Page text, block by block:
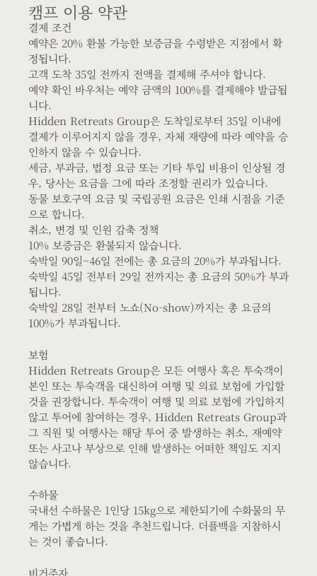
캠프 이용 약관
결제 조건
예약은 20% 환불 가능한 보증금을 수령받은 지점에서 확
정됩니다.
고객 도착 35일 전까지 전액을 결제해 주셔야 합니다.
예약 확인 바우처는 예약 금액의 100%를 결제해야 발급됩
니다.
Hidden Retreats Group은 도착일로부터 35일 이내에
결제가 이루어지지 않을 경우, 자체 재량에 따라 예약을 승
인하지 않을 수 있습니다.
세금, 부과금, 법정 요금 또는 기타 투입 비용이 인상될 경
우, 당사는 요금을 그에 따라 조정할 권리가 있습니다.
동물 보호구역 요금 및 국립공원 요금은 인쇄 시점을 기준
으로 합니다.
취소, 변경 및 인원 감축 정책
10% 보증금은 환불되지 않습니다.
숙박일 90일~46일 전에는 총 요금의 20%가 부과됩니다.
숙박일 45일 전부터 29일 전까지는 총 요금의 50%가 부과
됩니다.
숙박일 28일 전부터 노쇼(No-show)까지는 총 요금의
100%가 부과됩니다.
보험
Hidden Retreats Group은 모든 여행사 혹은 투숙객이
본인 또는 투숙객을 대신하여 여행 및 의료 보험에 가입할
것을 권장합니다. 투숙객이 여행 및 의료 보험에 가입하지
않고 투어에 참여하는 경우, Hidden Retreats Group과
그 직원 및 여행사는 해당 투어 중 발생하는 취소, 재예약
또는 사고나 부상으로 인해 발생하는 어떠한 책임도 지지
않습니다.
수하물
국내선 수하물은 1인당 15kg으로 제한되기에 수화물의 무
게는 가볍게 하는 것을 추천드립니다. 더플백을 지참하시
는 것이 좋습니다.
비거주자